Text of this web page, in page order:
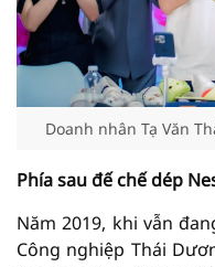
Doanh nhân Tạ Văn
Phía sau đế chế dép
Năm 2019, khi vẫn
Công nghiệp Thái